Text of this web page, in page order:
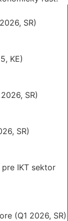
SR)
KE)
SR)
SR)
IKT sektor
(Q1 2026, SR)